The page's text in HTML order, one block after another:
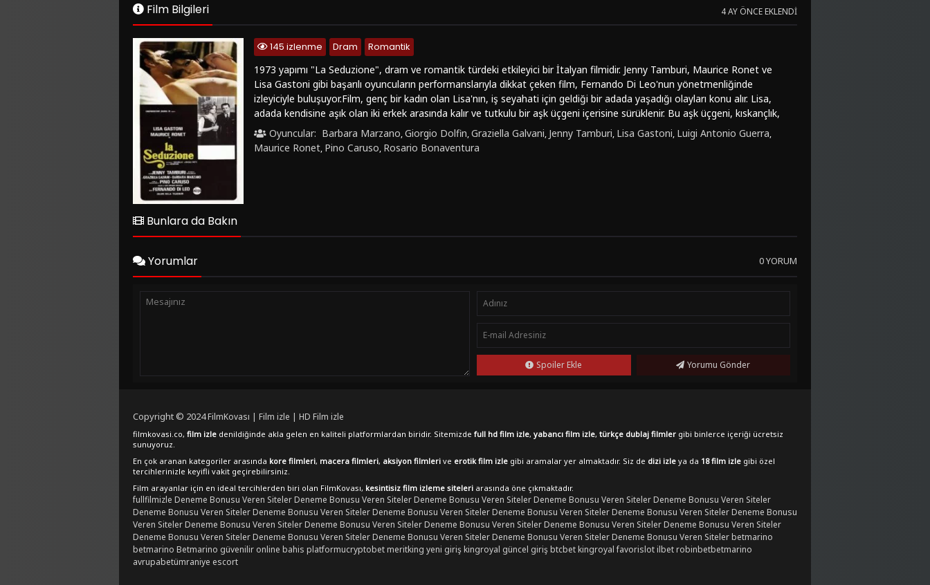
Film Bilgileri 4 AY ÖNCE EKLENDI
145 izlenme Dram
Romantik
1973 yapımı "La Seduzione", dram ve romantik türdeki etkileyici bir İtalyan filmidir. Jenny Tamburi, Maurice Ronet ve
Lisa Gastoni gibi başarılı oyuncuların performanslarıyla dikkat çeken film, Fernando Di Leo'nun yönetmenliğinde
izleyiciyle buluşuyor.Film, genç bir kadın olan Lisa'nın, iş seyahati için geldiği bir adada yaşadığı olayları konu alır. Lisa,
adada kendisine aşık olan iki erkek arasında kalır ve tutkulu bir aşk üçgeni içerisine sürüklenir. Bu aşk üçgeni, kıskançlık,
ihanet ve arzuların karmakarışık duygularını seyirciye aktarır."La Seduzione", sürükleyici hikayesi ve etkileyici atmosferiyle
öne çıkar. Film, izleyicilere duygusal bir yolculuk sunarken aynı zamanda erotik ve gizemli unsurları da barındırır. Jenny
Tamburi, Maurice Ronet ve Lisa Gastoni'nin oyunculuk performansları, karakterlerin derinliklerine inmemizi sağlar ve
Oyuncular: Barbara Marzano,Giorgio Dolfin,Graziella Galvani, Jenny Tamburi, Lisa Gastoni, Luigi Antonio Guerra,
Maurice Ronet, Pino Caruso, Rosario Bonaventura
Bunlara da Bakın
Yorumlar 0 YORUM
Spoiler Ekle Yorumu Gönder
Copyright © 2024FilmKovası | Film izle | HD Film izle
filmkovasi.co, film izle denildiğinde akla gelen en kaliteli platformlardan biridir. Sitemizde full hd film izle, yabancı film izle, türkçe dublaj filmler gibi binlerce içeriği ücretsiz
sunuyoruz.
En çok aranan kategoriler arasında kore filmleri, macera filmleri, aksiyon filmleri ve erotik film izle gibi aramalar yer almaktadır. Siz de dizi izle ya da 18 film izle gibi özel
tercihlerinizle keyifli vakit geçirebilirsiniz.
Film arayanlar için en ideal tercihlerden biri olan FilmKovası, kesintisiz film izleme siteleri arasında öne çıkmaktadır.
fullfilmizle Deneme Bonusu Veren SitelerDeneme Bonusu Veren SitelerDeneme Bonusu Veren SitelerDeneme Bonusu Veren SitelerDeneme Bonusu Veren Siteler
Deneme Bonusu Veren SitelerDeneme Bonusu Veren SitelerDeneme Bonusu Veren SitelerDeneme Bonusu Veren SitelerDeneme Bonusu Veren SitelerDeneme Bonusu
Veren SitelerDeneme Bonusu Veren SitelerDeneme Bonusu Veren SitelerDeneme Bonusu Veren SitelerDeneme Bonusu Veren SitelerDeneme Bonusu Veren Siteler
Deneme Bonusu Veren SitelerDeneme Bonusu Veren SitelerDeneme Bonusu Veren SitelerDeneme Bonusu Veren SitelerDeneme Bonusu Veren Sitelerbetmarino
betmarino Betmarino güvenilir online bahis platformucryptobetmeritking yeni girişkingroyal güncel girişbtcbetkingroyal favorislotilbetrobinbetbetmarino
avrupabetümraniye escort